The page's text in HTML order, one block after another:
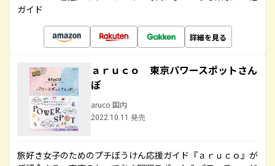
ガイド
詳細を見る
ａｒｕｃｏ 東京パワースポットさん
ぽ
aruco 国内
2022.10.11 発売
旅好き女子のためのプチぼうけん応援ガイド『ａｒｕｃｏ』が